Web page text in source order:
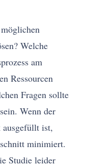
Welche
am
Ressourcen
Fragen sollte
Wenn der
ausgefüllt ist,
minimiert.
Studie leider